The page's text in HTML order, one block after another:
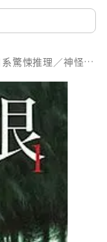
日系驚悚推理／神怪靈異